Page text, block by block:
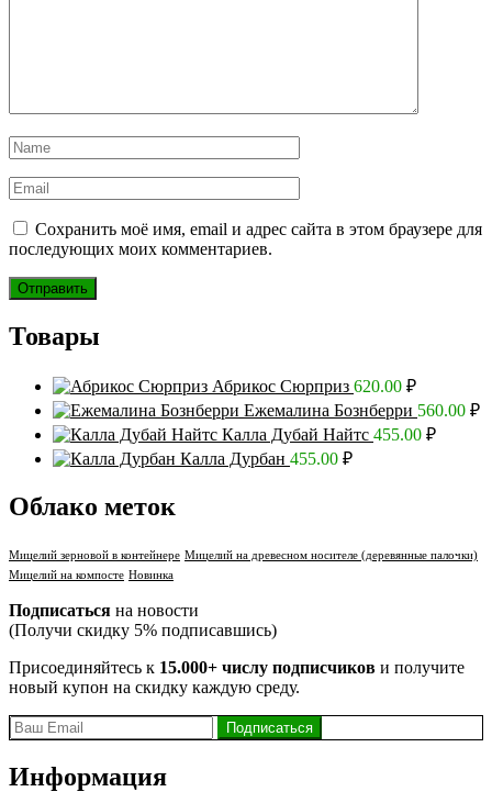
Сохранить моё имя, email и адрес сайта в этом браузере для
последующих моих комментариев.
Товары
Абрикос Сюрприз 620.00 ₽
Ежемалина Бознберри 560.00 ₽
Калла Дубай Найтс 455.00 ₽
Калла Дурбан 455.00 ₽
Облако меток
Мицелий зерновой в контейнере Мицелий на древесном носителе (деревянные палочки)
Мицелий на компосте Новинка
Подписаться на новости
(Получи скидку 5% подписавшись)
Присоединяйтесь к 15.000+ числу подписчиков и получите
новый купон на скидку каждую среду.
Информация